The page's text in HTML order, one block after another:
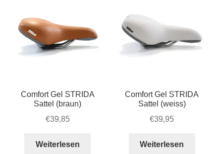
SALE
Comfort Gel STRIDA
Sattel (braun)
€39,85
Weiterlesen
Comfort Gel STRIDA
Sattel (weiss)
€39,95
Weiterlesen